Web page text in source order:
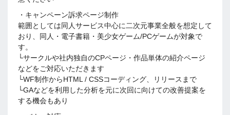
・キャンペーン訴求ページ制作
範囲としては同人サービス中心に二次元事業全般を想定して
おり、同人・電子書籍・美少女ゲーム/PCゲームが対象で
す。
└サークルや社内独自のCPページ・作品単体の紹介ページ
などをご対応いただきます
└WF制作からHTML / CSSコーディング、リリースまで
└GAなどを利用した分析を元に次回に向けての改善提案を
する機会もあり